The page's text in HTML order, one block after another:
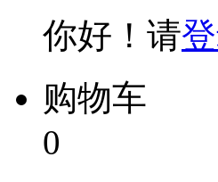
你好！请
购物车
0